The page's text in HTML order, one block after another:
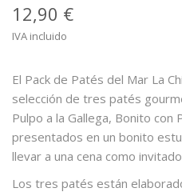
12,90 €
IVA incluido
El Pack de Patés del Mar La
selección de tres patés
Pulpo a la Gallega, Bonito con
presentados en un bonito
llevar a una cena como
Los tres patés están